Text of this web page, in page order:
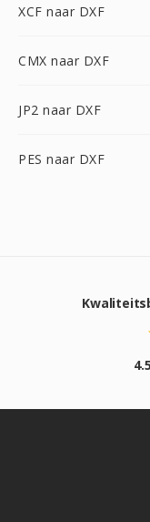
XCF naar DXF
CMX naar DXF
JP2 naar DXF
PES naar DXF
4.5